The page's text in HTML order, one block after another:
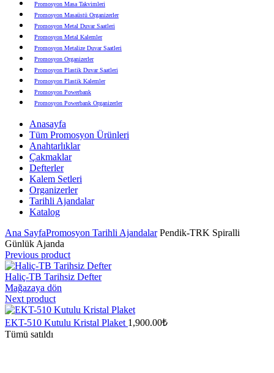
Promosyon Masa Takvimleri
Promosyon Masaüstü Organizerler
Promosyon Metal Duvar Saatleri
Promosyon Metal Kalemler
Promosyon Metalize Duvar Saatleri
Promosyon Organizerler
Promosyon Plastik Duvar Saatleri
Promosyon Plastik Kalemler
Promosyon Powerbank
Promosyon Powerbank Organizerler
Promosyon Şapka
Promosyon Sekreter Bloknotlar
Promosyon Seramik ve Porselen Ürünler
Promosyon Speakerlar
Promosyon Tarihli Ajandalar
Promosyon Teknoloji Ürünleri
Promosyon Telefon Standları
Promosyon Termoslar
Promosyon Tişörtler
Anasayfa
Tüm Promosyon Ürünleri
Anahtarlıklar
Çakmaklar
Defterler
Kalem Setleri
Organizerler
Tarihli Ajandalar
Katalog
Ana SayfaPromosyon Tarihli AjandalarPendik-TRK Spiralli
Günlük Ajanda
Previous product
Haliç-TB Tarihsiz Defter
Mağazaya dön
Next product
EKT-510 Kutulu Kristal Plaket 1,900.00₺
Tümü satıldı